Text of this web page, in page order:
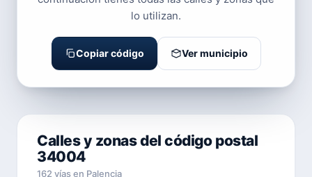
lo utilizan.
Copiar código Ver municipio
Calles y zonas del código postal
34004
162 vías en Palencia